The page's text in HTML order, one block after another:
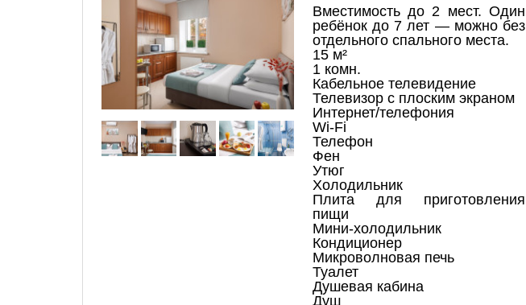
Вместимость до 2 мест. Один
ребёнок до 7 лет — можно без
отдельного спального места.
15 м²
1 комн.
Кабельное телевидение
Телевизор с плоским экраном
Интернет/телефония
Wi-Fi
Телефон
Фен
Утюг
Холодильник
Плита для приготовления
пищи
Мини-холодильник
Кондиционер
Микроволновая печь
Туалет
Душевая кабина
Душ